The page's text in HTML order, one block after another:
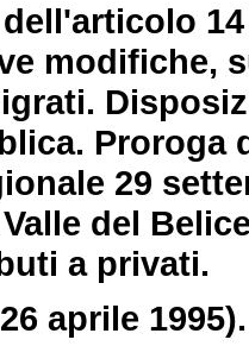
modifiche,
Proroga
29
del
a privati.
aprile 1995).